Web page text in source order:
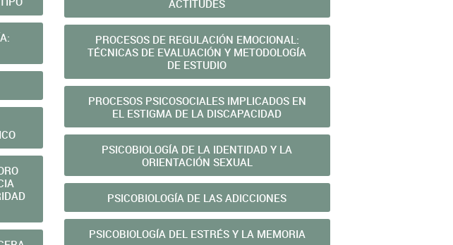
ACTITUDES
PROCESOS DE REGULACIÓN EMOCIONAL:
TÉCNICAS DE EVALUACIÓN Y METODOLOGÍA
DE ESTUDIO
PROCESOS PSICOSOCIALES IMPLICADOS EN
EL ESTIGMA DE LA DISCAPACIDAD
PSICOBIOLOGÍA DE LA IDENTIDAD Y LA
ORIENTACIÓN SEXUAL
PSICOBIOLOGÍA DE LAS ADICCIONES
PSICOBIOLOGÍA DEL ESTRÉS Y LA MEMORIA